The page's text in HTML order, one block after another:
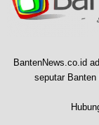
BantenNews.co.id
seputar